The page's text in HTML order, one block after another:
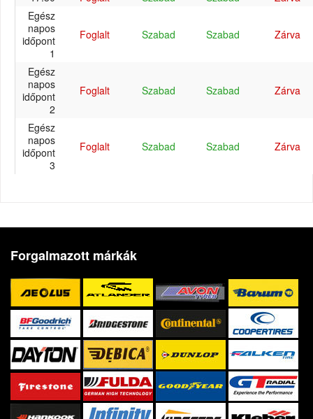
Egész
napos
időpont
1
Foglalt Szabad Szabad Zárva
Egész
napos
időpont
2
Foglalt Szabad Szabad Zárva
Egész
napos
időpont
3
Foglalt Szabad Szabad Zárva
Forgalmazott márkák